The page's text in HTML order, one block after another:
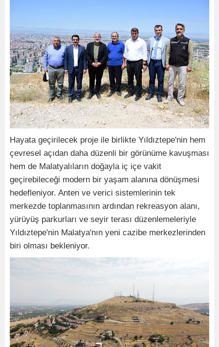
Hayata geçirilecek proje ile birlikte Yıldıztepe'nin hem
çevresel açıdan daha düzenli bir görünüme kavuşması
hem de Malatyalıların doğayla iç içe vakit
geçirebileceği modern bir yaşam alanına dönüşmesi
hedefleniyor. Anten ve verici sistemlerinin tek
merkezde toplanmasının ardından rekreasyon alanı,
yürüyüş parkurları ve seyir terası düzenlemeleriyle
Yıldıztepe'nin Malatya'nın yeni cazibe merkezlerinden
biri olması bekleniyor.